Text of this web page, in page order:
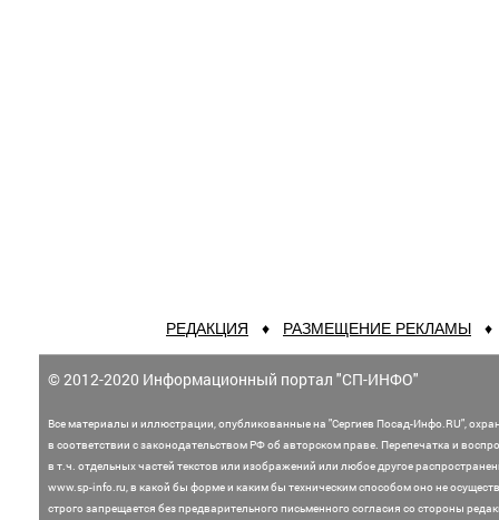
РЕДАКЦИЯ ♦ РАЗМЕЩЕНИЕ РЕКЛАМЫ
© 2012-2020 Информационный портал "СП-ИНФО"
Все материалы и иллюстрации,опубликованные на "Сергиев Посад-Инфо.RU",
в соответствии с законодательством РФ об авторском праве. Перепечатка и
в т.ч. отдельных частей текстов или изображений или любое другое
www.sp-info.ru, в какой бы форме и каким бы техническим способом оно не
строго запрещается без предварительного письменного согласия со стороны